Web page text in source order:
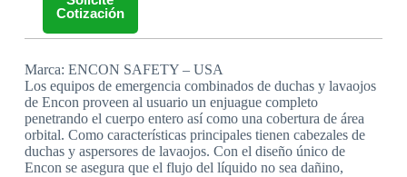
Cotización
Marca: ENCON SAFETY – USA
Los equipos de emergencia combinados de duchas y lavaojos
de Encon proveen al usuario un enjuague completo
penetrando el cuerpo entero así como una cobertura de área
orbital. Como características principales tienen cabezales de
duchas y aspersores de lavaojos. Con el diseño único de
Encon se asegura que el flujo del líquido no sea dañino,